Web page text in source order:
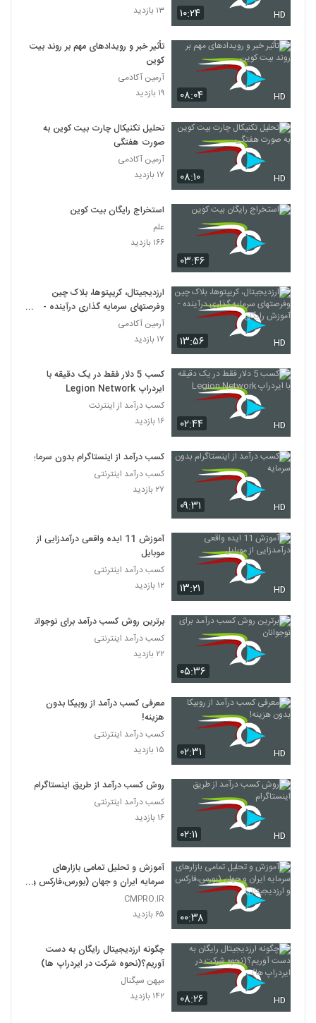
۱۰:۲۴ HD
۱۳ بازدید
۰۸:۰۴ HD
تأثیر خبر و رویدادهای مهم بر روند بیت
کوین
آرمین آکادمی
۱۹ بازدید
۰۸:۱۰ HD
تحلیل تکنیکال چارت بیت کوین به
صورت هفتگی
آرمین آکادمی
۱۷ بازدید
۰۳:۴۶
استخراج رایگان بیت کوین
علم
۱۶۶ بازدید
۱۳:۵۶ HD
ارزدیجیتال، کریپتوها، بلاک چین
وفرصتهای سرمایه گذاری درآینده -
آموزش رایگان
آرمین آکادمی
۱۷ بازدید
۰۲:۴۴ HD
کسب 5 دلار فقط در یک دقیقه با
ایردراپ Legion Network
کسب درآمد از اینترنت
۱۶ بازدید
۰۹:۳۱ HD
کسب درآمد از اینستاگرام بدون سرمایه
کسب درآمد اینترنتی
۲۷ بازدید
۱۳:۲۱ HD
آموزش 11 ایده واقعی درآمدزایی از
موبایل
کسب درآمد اینترنتی
۱۲ بازدید
۰۵:۳۶
برترین روش کسب درآمد برای نوجوانان
کسب درآمد اینترنتی
۲۲ بازدید
۰۲:۳۱ HD
معرفی کسب درآمد از روبیکا بدون
هزینه!
کسب درآمد اینترنتی
۱۵ بازدید
۰۲:۱۱ HD
روش کسب درآمد از طریق اینستاگرام
کسب درآمد اینترنتی
۱۶ بازدید
۰۰:۳۸
آموزش و تحلیل تمامی بازارهای
سرمایه ایران و جهان (بورس،فارکس و
ارزدیجیتال)
CMPRO.IR
۶۵ بازدید
۰۸:۲۶ HD
چگونه ارزدیجیتال رایگان به دست
آوریم؟(نحوه شرکت در ایردراپ ها)
میهن سیگنال
۱۴۲ بازدید